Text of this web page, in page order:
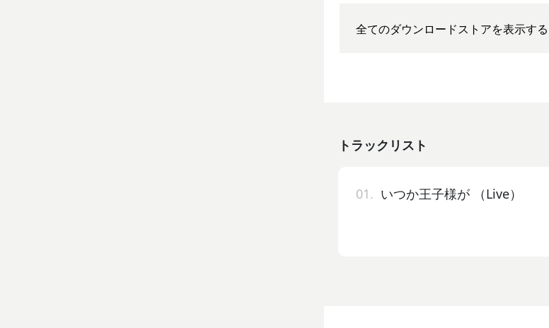
全てのダウンロードストアを表示する
トラックリスト
01. いつか王子様が （Live）